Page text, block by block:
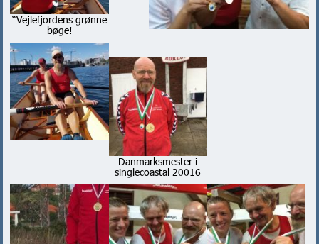
“Vejlefjordens grønne
bøge!
Danmarksmester i
singlecoastal 20016